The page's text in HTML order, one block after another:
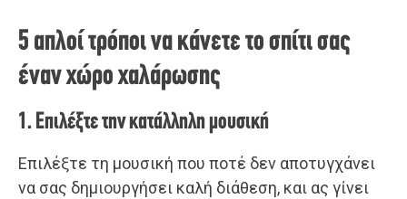
5 απλοί τρόποι να κάνετε το σπίτι σας
έναν χώρο χαλάρωσης
1. Επιλέξτε την κατάλληλη μουσική
Επιλέξτε τη μουσική που ποτέ δεν αποτυγχάνει
να σας δημιουργήσει καλή διάθεση, και ας γίνει